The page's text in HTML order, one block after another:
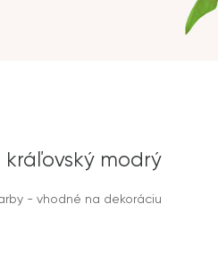
kráľovský modrý
- vhodné na dekoráciu